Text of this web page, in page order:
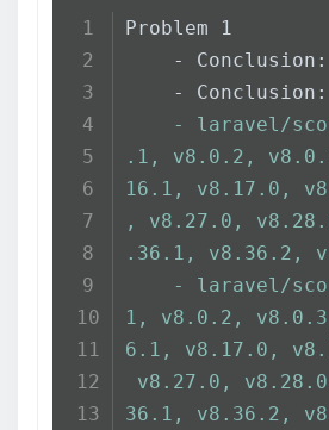
Problem 1
-
-
- laravel/
.1, v8.0.2,
16.1, v8.17.0,
, v8.27.0,
.36.1, v8.36.2,
- laravel/
1, v8.0.2,
6.1, v8.17.0,
v8.27.0,
36.1, v8.36.2,